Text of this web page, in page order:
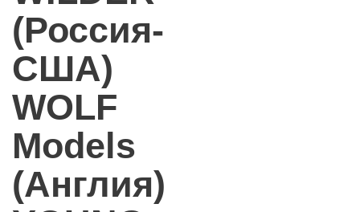
(Россия-
США)
WOLF
Models
(Англия)